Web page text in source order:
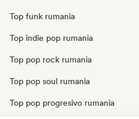
Top funk rumania
Top indie pop rumania
Top pop rock rumania
Top pop soul rumania
Top pop progresivo rumania